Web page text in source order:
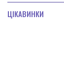
ЦІКАВИНКИ